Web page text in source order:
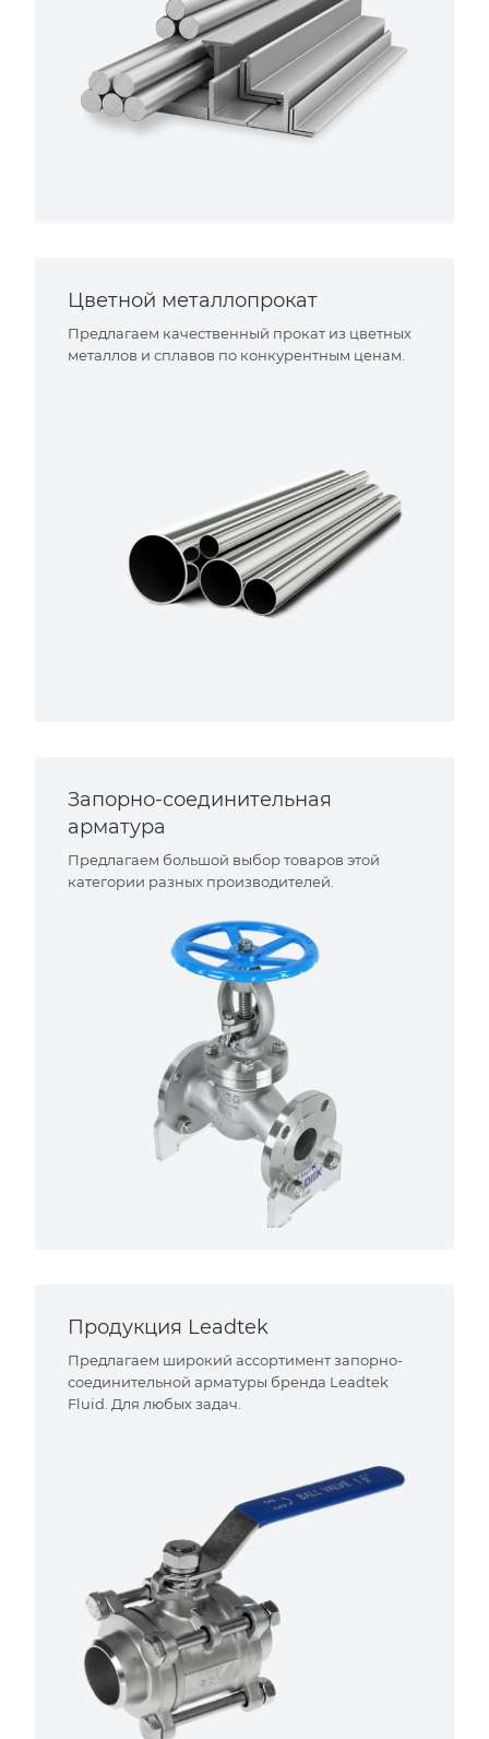
Цветной металлопрокат
Предлагаем качественный прокат из цветных
металлов и сплавов по конкурентным ценам.
Запорно-соединительная
арматура
Предлагаем большой выбор товаров этой
категории разных производителей.
Продукция Leadtek
Предлагаем широкий ассортимент запорно-
соединительной арматуры бренда Leadtek
Fluid. Для любых задач.